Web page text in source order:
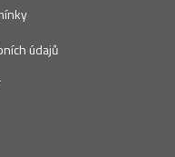
údajů